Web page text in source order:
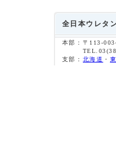
全日本ウレタ
本部：〒113-
支部：北海道 ・